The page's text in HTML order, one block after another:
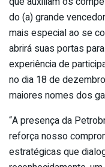
do (a) grande
mais especial ao se
abrirá suas portas
experiência de
no dia 18 de
maiores nomes dos
“A presença da
reforça nosso
estratégicas que